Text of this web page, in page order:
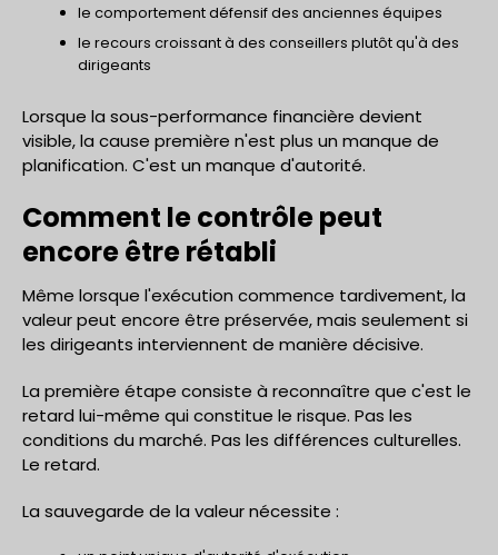
le comportement défensif des anciennes équipes
le recours croissant à des conseillers plutôt qu'à des
dirigeants
Lorsque la sous-performance financière devient
visible, la cause première n'est plus un manque de
planification. C'est un manque d'autorité.
Comment le contrôle peut
encore être rétabli
Même lorsque l'exécution commence tardivement, la
valeur peut encore être préservée, mais seulement si
les dirigeants interviennent de manière décisive.
La première étape consiste à reconnaître que c'est le
retard lui-même qui constitue le risque. Pas les
conditions du marché. Pas les différences culturelles.
Le retard.
La sauvegarde de la valeur nécessite :